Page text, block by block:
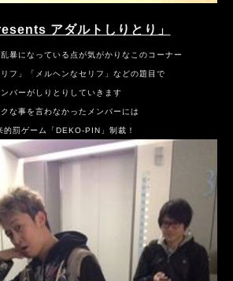
アダルトしりとり」
暴になっている点が気がかりなこのコーナー
リフ」「メルヘンなセリフ」などの題目で
ンバーがしりとりしていきます
な事を言わなかったメンバーには
的罰ゲーム「DEKO-PIN」制裁！